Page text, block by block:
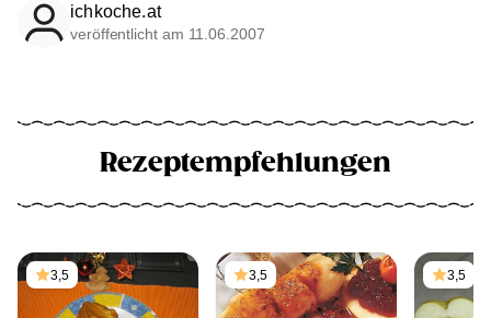
ichkoche.at
veröffentlicht am 11.06.2007
Rezeptempfehlungen
3,5 3,5 3,5